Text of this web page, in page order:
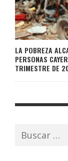
LA POBREZA
PERSONAS
TRIMESTRE DE
Buscar: